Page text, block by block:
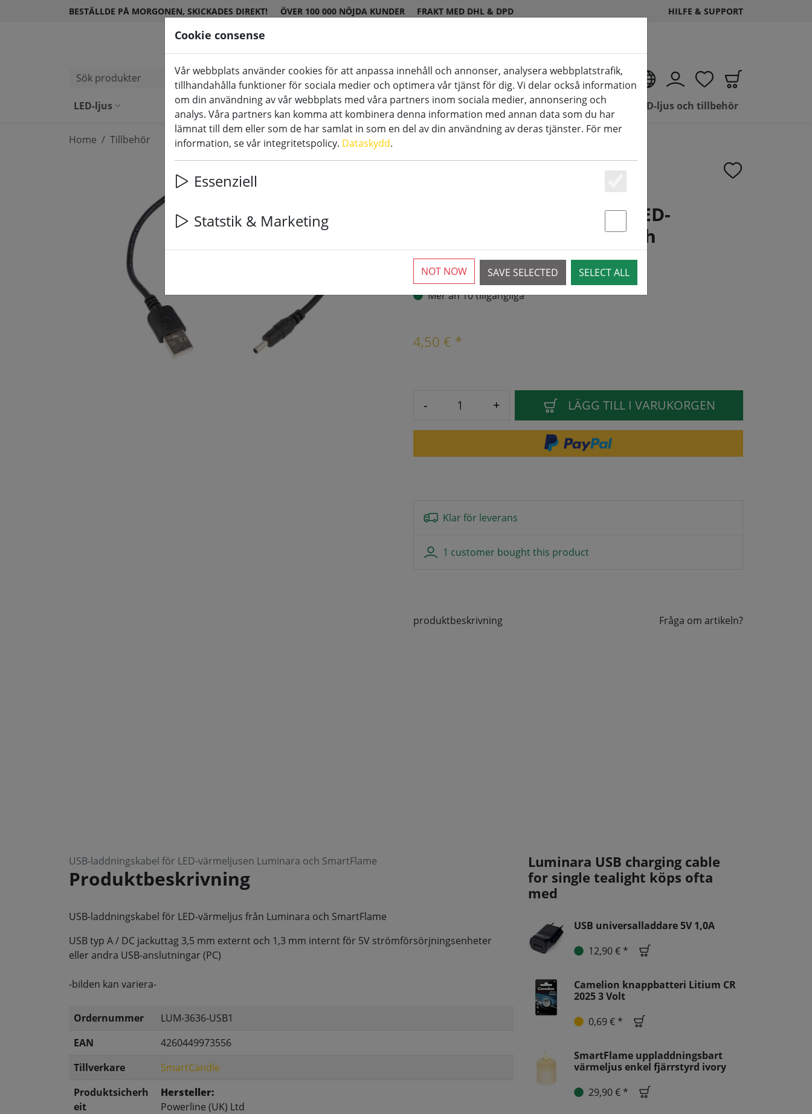
BESTÄLLDE PÅ MORGONEN, SKICKADES DIREKT! ÖVER 100 000 NÖJDA KUNDER FRAKT MED DHL & DPD HILFE & SUPPORT
Sök produkter
SV
LED-ljus
LED-ljus för utomhusbruk LED-ljus för speciella ändamål Tillbehör Rea LED-ljus och tillbehör
Home Tillbehör
USB-laddningskabel för LED-
värmeljusen Luminara och
SmartFlame
Mer än 10 tillgängliga
4,50 € *
- + LÄGG TILL I VARUKORGEN
Klar för leverans
1 customer bought this product
produktbeskrivning Fråga om artikeln?
USB-laddningskabel för LED-värmeljusen Luminara och SmartFlame
Produktbeskrivning
USB-laddningskabel för LED-värmeljus från Luminara och SmartFlame
USB typ A / DC jackuttag 3,5 mm externt och 1,3 mm internt för 5V strömförsörjningsenheter
eller andra USB-anslutningar (PC)
-bilden kan variera-
Ordernummer
LUM-3636-USB1
EAN
4260449973556
Tillverkare
SmartCandle
Produktsicherh
eit
Hersteller:
Powerline (UK) Ltd
Luminara USB charging cable
for single tealight köps ofta
med
USB universalladdare 5V 1,0A
12,90 € *
Camelion knappbatteri Litium CR
2025 3 Volt
0,69 € *
SmartFlame uppladdningsbart
värmeljus enkel fjärrstyrd ivory
29,90 € *
Cookie consense
Vår webbplats använder cookies för att anpassa innehåll och annonser, analysera webbplatstrafik,
tillhandahålla funktioner för sociala medier och optimera vår tjänst för dig. Vi delar också information
om din användning av vår webbplats med våra partners inom sociala medier, annonsering och
analys. Våra partners kan komma att kombinera denna information med annan data som du har
lämnat till dem eller som de har samlat in som en del av din användning av deras tjänster. För mer
information, se vår integritetspolicy. Dataskydd.
Essenziell
Statstik & Marketing
Statstik & Marketing
SAVE SELECTED SELECT ALL
NOT NOW